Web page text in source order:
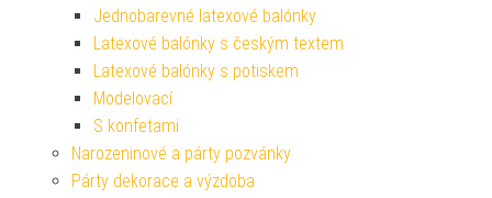
Jednobarevné latexové balónky
Latexové balónky s českým textem
Latexové balónky s potiskem
Modelovací
S konfetami
Narozeninové a párty pozvánky
Párty dekorace a výzdoba